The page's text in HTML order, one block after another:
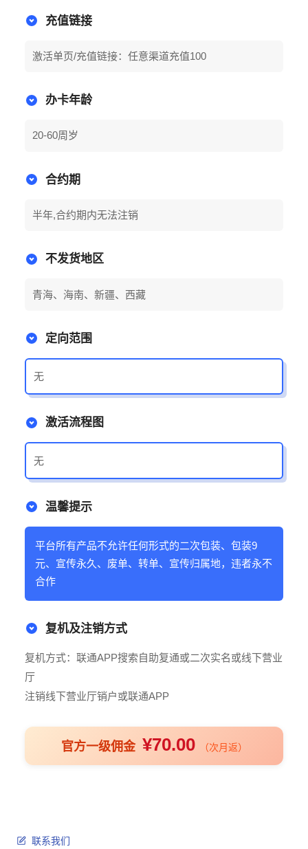
充值链接
激活单页/充值链接：任意渠道充值100
办卡年龄
20-60周岁
合约期
半年,合约期内无法注销
不发货地区
青海、海南、新疆、西藏
定向范围
无
激活流程图
无
温馨提示
平台所有产品不允许任何形式的二次包装、包装9
元、宣传永久、废单、转单、宣传归属地，违者永不
合作
复机及注销方式
复机方式：联通APP搜索自助复通或二次实名或线下营业
厅
注销线下营业厅销户或联通APP
官方一级佣金 ¥70.00 （次月返）
联系我们